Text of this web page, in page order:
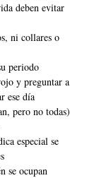
deben evitar
ni collares o
periodo
y preguntar a
ese día
pero no todas)
especial se
se ocupan